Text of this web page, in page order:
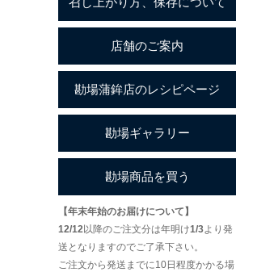
【年末年始のお届けについて】
12/12以降のご注文分は年明け1/3より発
送となりますのでご了承下さい。
ご注文から発送までに10日程度かかる場